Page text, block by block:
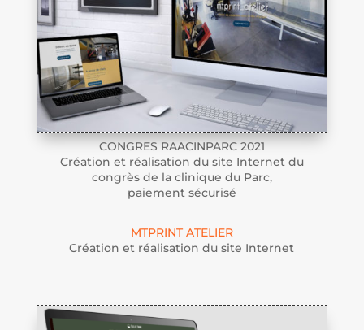
CONGRES RAACINPARC 2021
Création et réalisation du site Internet du
congrès de la clinique du Parc,
paiement sécurisé
MTPRINT ATELIER
Création et réalisation du site Internet